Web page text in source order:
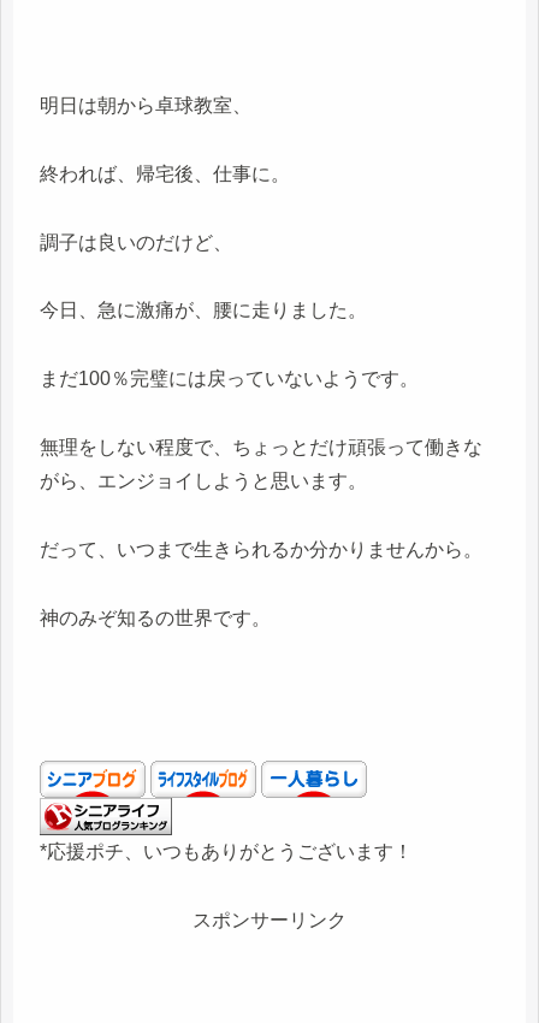
明日は朝から卓球教室、
終われば、帰宅後、仕事に。
調子は良いのだけど、
今日、急に激痛が、腰に走りました。
まだ100％完璧には戻っていないようです。
無理をしない程度で、ちょっとだけ頑張って働きな
がら、エンジョイしようと思います。
だって、いつまで生きられるか分かりませんから。
神のみぞ知るの世界です。
*応援ポチ、いつもありがとうございます！
スポンサーリンク